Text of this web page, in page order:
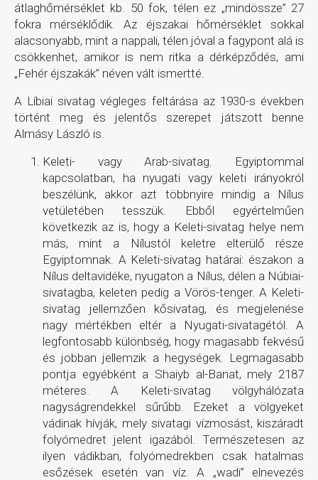
átlaghőmérséklet kb. 50 fok, télen ez „mindössze” 27
fokra mérséklődik. Az éjszakai hőmérséklet sokkal
alacsonyabb, mint a nappali, télen jóval a fagypont alá is
csökkenhet, amikor is nem ritka a dérképződés, ami
„Fehér éjszakák” néven vált ismertté.
A Líbiai sivatag végleges feltárása az 1930-s években
történt meg és jelentős szerepet játszott benne
Almásy László is.
Keleti- vagy Arab-sivatag. Egyiptommal
kapcsolatban, ha nyugati vagy keleti irányokról
beszélünk, akkor azt többnyire mindig a Nílus
vetületében tesszük. Ebből egyértelműen
következik az is, hogy a Keleti-sivatag helye nem
más, mint a Nílustól keletre elterülő része
Egyiptomnak. A Keleti-sivatag határai: északon a
Nílus deltavidéke, nyugaton a Nílus, délen a Núbiai-
sivatagba, keleten pedig a Vörös-tenger. A Keleti-
sivatag jellemzően kősivatag, és megjelenése
nagy mértékben eltér a Nyugati-sivatagétól. A
legfontosabb különbség, hogy magasabb fekvésű
és jobban jellemzik a hegységek. Legmagasabb
pontja egyébként a Shaiyb al-Banat, mely 2187
méteres. A Keleti-sivatag völgyhálózata
nagyságrendekkel sűrűbb. Ezeket a völgyeket
vádinak hívják, mely sivatagi vízmosást, kiszáradt
folyómedret jelent igazából. Természetesen az
ilyen vádikban, folyómedrekben csak hatalmas
esőzések esetén van víz. A „wadi” elnevezés